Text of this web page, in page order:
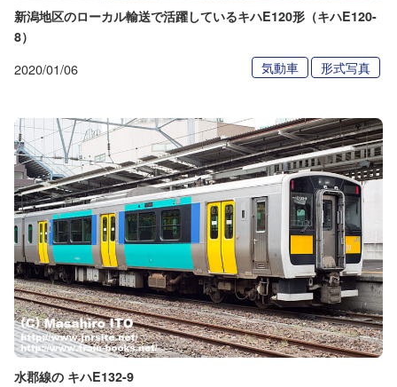
新潟地区のローカル輸送で活躍しているキハE120形（キハE120-
8）
2020/01/06 気動車 形式写真
水郡線の キハE132-9